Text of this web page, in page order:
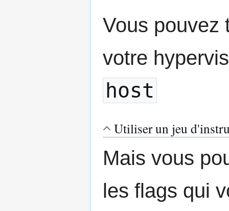
Vous pouvez
votre
host
Utiliser un jeu
Mais vous
les flags qui